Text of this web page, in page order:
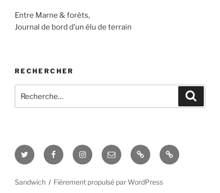
Entre Marne & forêts,
Journal de bord d’un élu de terrain
RECHERCHER
pour
Twitter FacebookInstagram
E-
mail
Blog
Interview
&
Sandwich Fièrement propulsé par WordPress